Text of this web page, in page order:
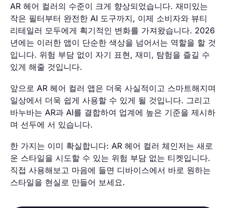
AR 헤어 컬러의 수준이 크게 향상되었습니다. 재미있는
작은 필터부터 완전한 AI 도구까지, 이제 소비자와 뷰티
리테일러 모두에게 획기적인 변화를 가져왔습니다. 2026
년에는 이러한 앱이 단순한 색상을 넘어서는 역할을 할 것
입니다. 위험 부담 없이 자기 표현, 재미, 탐험을 즐길 수
있게 해줄 것입니다.
앞으로 AR 헤어 컬러 앱은 더욱 사실적이고 스마트해지며
일상에서 더욱 쉽게 사용할 수 있게 될 것입니다. 그리고
바누바는 AR과 AI를 결합하여 업계에 높은 기준을 제시하
며 선두에 서 있습니다.
한 가지는 이미 확실합니다: AR 헤어 컬러 체인저는 새로
운 스타일을 시도할 수 있는 위험 부담 없는 티켓입니다.
직접 사용해보고 마음에 들면 디바이스에서 바로 원하는
스타일을 현실로 만들어 보세요.